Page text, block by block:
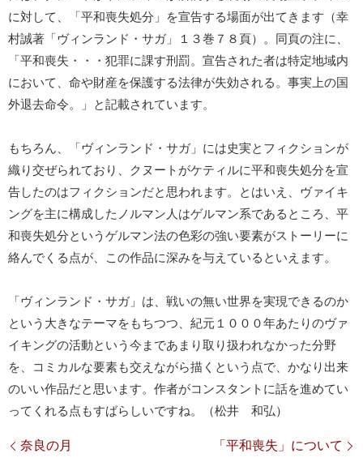
に対して、「平和喪失処分」を宣告する場面が出てきます（幸
村誠著「ヴィンランド・サガ」１３巻７８頁）。同頁の注に、
「平和喪失・・・犯罪に課す刑罰。宣告された者は特定地域内
において、命や財産を保護する法律が失効される。事実上の国
外退去命令。」と記載されています。
もちろん、「ヴィンランド・サガ」には史実とフィクションが
織り交ぜられており、クヌートがケティルに平和喪失処分を宣
告したのはフィクションだと思われます。とはいえ、ヴァイキ
ングを主に構成したノルマン人はゲルマン系であるところ、平
和喪失処分というゲルマン法の色彩の強い要素がストーリーに
絡んでくる点が、この作品に深みを与えているといえます。
「ヴィンランド・サガ」は、戦いの無い世界を実現できるのか
という大きなテーマをもちつつ、紀元１０００年あたりのヴァ
イキングの活動という今まであまり取り扱われなかった分野
を、コミカルな要素も交えながら描くという点で、かなり出来
のいい作品だと思います。作者がコンスタントに話を進めてい
ってくれる点もすばらしいですね。（松井 和弘）
奈良の月 「平和喪失」について